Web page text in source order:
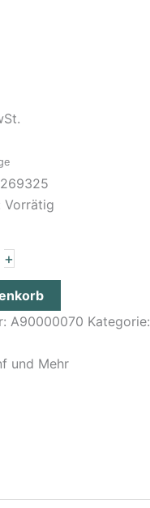
Vorrätig
+
A90000070 Kategorie:
und Mehr